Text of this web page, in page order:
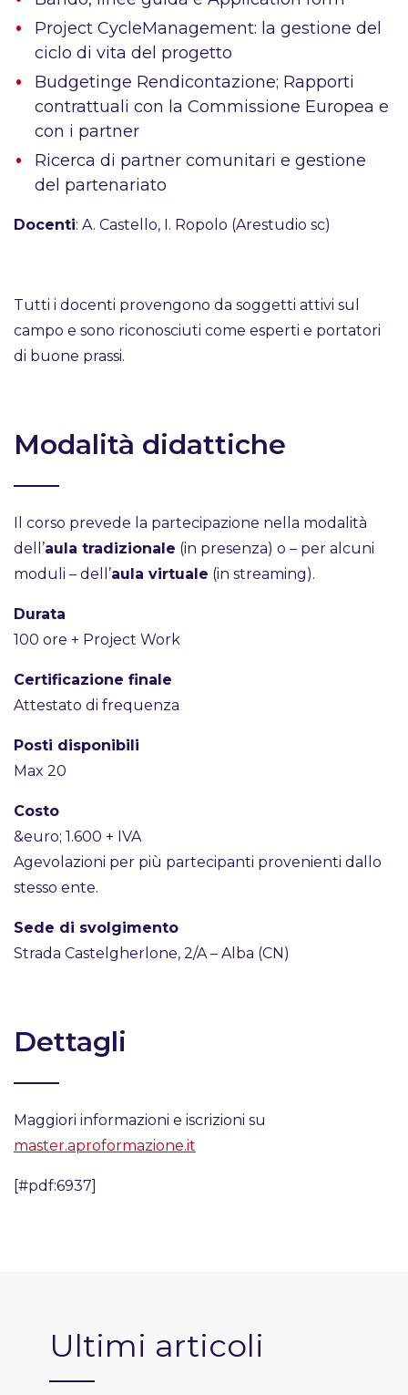
Project CycleManagement: la gestione del
ciclo di vita del progetto
Budgetinge Rendicontazione; Rapporti
contrattuali con la Commissione Europea e
con i partner
Ricerca di partner comunitari e gestione
del partenariato
Docenti: A. Castello, I. Ropolo (Arestudio sc)
Tutti i docenti provengono da soggetti attivi sul
campo e sono riconosciuti come esperti e portatori
di buone prassi.
Modalità didattiche
Il corso prevede la partecipazione nella modalità
dell’aula tradizionale (in presenza) o – per alcuni
moduli – dell’aula virtuale (in streaming).
Durata
100 ore + Project Work
Certificazione finale
Attestato di frequenza
Posti disponibili
Max 20
Costo
&euro; 1.600 + IVA
Agevolazioni per più partecipanti provenienti dallo
stesso ente.
Sede di svolgimento
Strada Castelgherlone, 2/A – Alba (CN)
Dettagli
Maggiori informazioni e iscrizioni su
master.aproformazione.it
[#pdf:6937]
Ultimi articoli